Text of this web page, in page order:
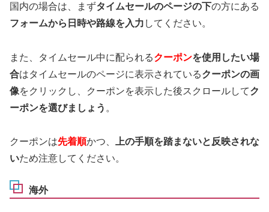
国内の場合は、まずタイムセールのページの下の方にある
フォームから日時や路線を入力 してください。
また、タイムセール中に配られるクーポンを使用したい場
合はタイムセールのページに表示されているクーポンの画
像をクリックし、クーポンを表示した後スクロールしてク
ーポンを選びましょう 。
クーポンは先着順かつ、
上の手順を踏まないと反映されな
いため注意してください。
海外